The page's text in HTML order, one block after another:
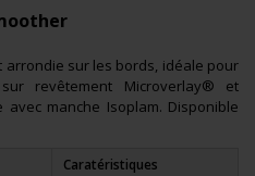
arrondie sur les bords, idéale pour
revêtement Microverlay® et
avec manche Isoplam. Disponible
Caratéristiques